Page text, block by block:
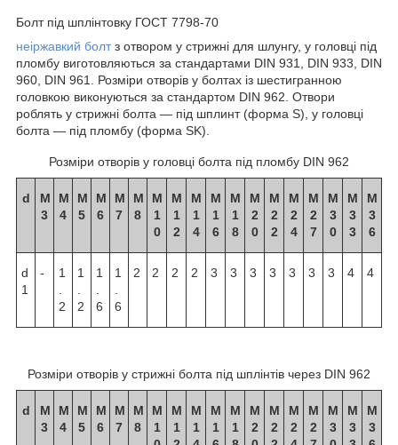
Болт під шплінтовку ГОСТ 7798-70
неіржавкий болтз отвором у стрижні для шлунгу, у головці під
пломбу виготовляються за стандартами DIN 931, DIN 933, DIN
960, DIN 961. Розміри отворів у болтах із шестигранною
головкою виконуються за стандартом DIN 962. Отвори
роблять у стрижні болта — під шплинт (форма S), у головці
болта — під пломбу (форма SK).
Розміри отворів у головці болта під пломбу DIN 962
d
М
3
М
4
М
5
М
6
М
7
М
8
М
1
0
М
1
2
М
1
4
М
1
6
М
1
8
М
2
0
М
2
2
М
2
4
М
2
7
М
3
0
М
3
3
М
3
6
d
1
-
1
2
1
2
1
6
1
6
2 2 2 2 3 3 3 3 3 3 3 4 4
Розміри отворів у стрижні болта під шплінтів через DIN 962
d
М
3
М
4
М
5
М
6
М
7
М
8
М
1
М
1
М
1
М
1
М
1
М
2
М
2
М
2
М
2
М
3
М
3
М
3